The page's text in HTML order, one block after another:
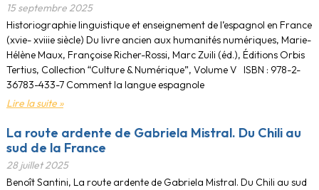
15 septembre 2025
Historiographie linguistique et enseignement de l’espagnol en France
(xvie- xviiie siècle) Du livre ancien aux humanités numériques, Marie-
Hélène Maux, Françoise Richer-Rossi, Marc Zuili (éd.), Éditions Orbis
Tertius, Collection “Culture & Numérique”, Volume V ISBN : 978-2-
36783-433-7 Comment la langue espagnole
Lire la suite »
La route ardente de Gabriela Mistral. Du Chili au
sud de la France
28 juillet 2025
Benoît Santini, La route ardente de Gabriela Mistral. Du Chili au sud